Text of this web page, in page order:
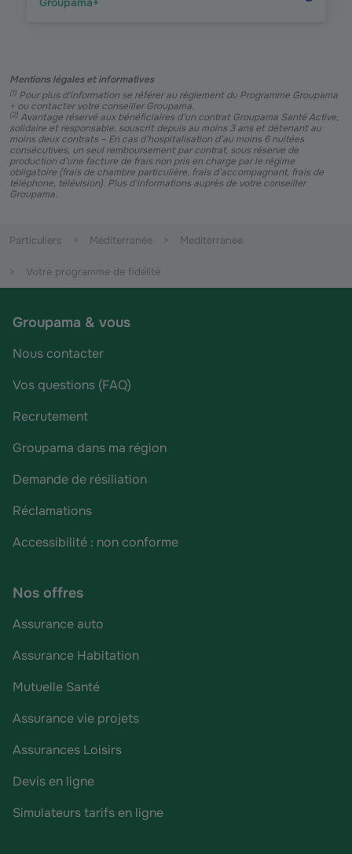
Mentions légales et informatives
(1) Pour plus d'information se référer au règlement du Programme Groupama
+ ou contacter votre conseiller Groupama.
(2) Avantage réservé aux bénéficiaires d’un contrat Groupama Santé Active,
solidaire et responsable, souscrit depuis au moins 3 ans et détenant au
moins deux contrats – En cas d’hospitalisation d’au moins 6 nuitées
consécutives, un seul remboursement par contrat, sous réserve de
production d’une facture de frais non pris en charge par le régime
obligatoire (frais de chambre particulière, frais d’accompagnant, frais de
téléphone, télévision). Plus d'informations auprès de votre conseiller
Groupama.
Particuliers Méditerranée Mediterranee
Votre programme de fidélité
Groupama & vous
Nous contacter
Vos questions (FAQ)
Recrutement
Groupama dans ma région
Demande de résiliation
Réclamations
Accessibilité : non conforme
Nos offres
Assurance auto
Assurance Habitation
Mutuelle Santé
Assurance vie projets
Assurances Loisirs
Devis en ligne
Simulateurs tarifs en ligne